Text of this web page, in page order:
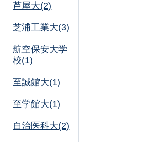
芦屋大(2)
芝浦工業大(3)
航空保安大学
校(1)
至誠館大(1)
至学館大(1)
自治医科大(2)